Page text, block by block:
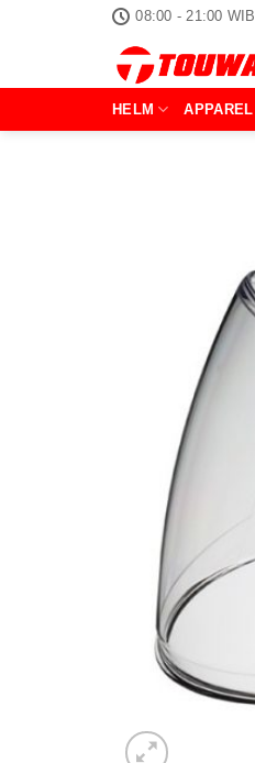
08:00 - 21:00 WIB
HELM APPAREL